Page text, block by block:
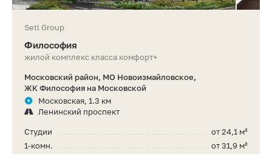
Setl Group
Философия
жилой комплекс класса комфорт+
Московский район, МО Новоизмайловское,
ЖК Философия на Московской
Московская, 1.3 км
Ленинский проспект
от 24,1 м²
Студии
от 31,9 м²
1-комн.